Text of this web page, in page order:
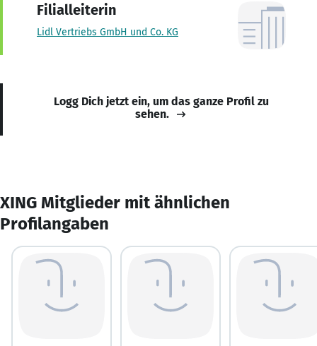
Filialleiterin
Lidl Vertriebs GmbH und Co. KG
Logg Dich jetzt ein, um das ganze Profil zu
sehen.
XING Mitglieder mit ähnlichen
Profilangaben